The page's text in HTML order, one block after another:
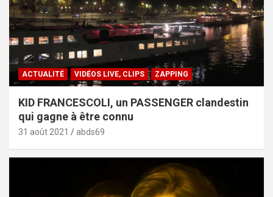
ACTUALITÉ VIDÉOS LIVE, CLIPS ZAPPING
KID FRANCESCOLI, un PASSENGER clandestin
qui gagne à être connu
31 août 2021 abds69